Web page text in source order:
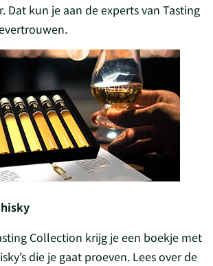
Dat kun je aan de experts van Tasting
Collection krijg je een boekje met
die je gaat proeven. Lees over de